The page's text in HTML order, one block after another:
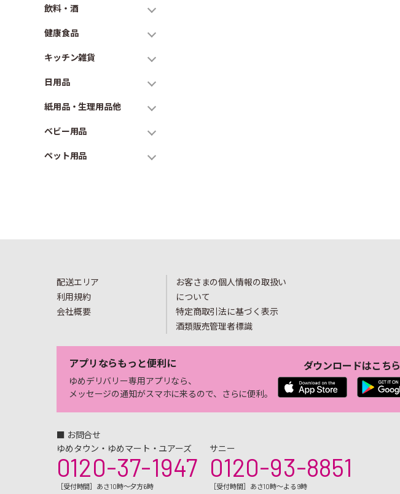
飲料・酒
健康食品
キッチン雑貨
日用品
紙用品・生理用品他
ベビー用品
ペット用品
配送エリア
利用規約
会社概要
お客さまの個人情報の取扱い
について
特定商取引法に基づく表示
酒類販売管理者標識
アプリならもっと便利に
ゆめデリバリー専用アプリなら、
メッセージの通知がスマホに来るので、さらに便利。
ダウンロードはこちら
■ お問合せ
ゆめタウン・ゆめマート・ユアーズ
0120-37-1947
［受付時間］あさ10時～夕方6時
サニー
0120-93-8851
［受付時間］あさ10時～よる9時